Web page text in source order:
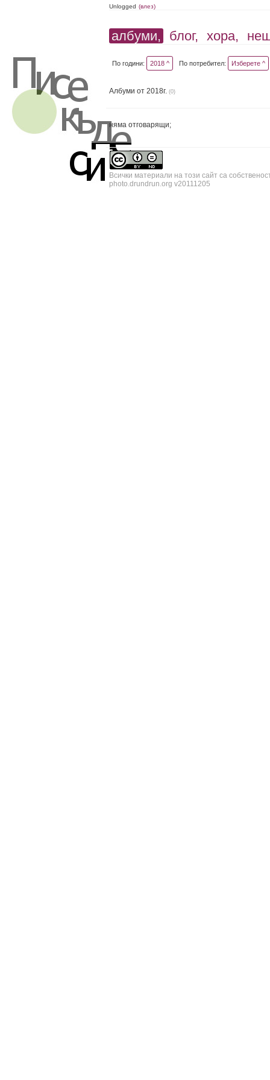
Unlogged (влез)
албуми, блог, хора,
По години: 2018 ^ По потребител: Изберете ^
Албуми от 2018г. (0)
няма отговарящи;
Всички материали на този сайт са
photo.drundrun.org v20111205